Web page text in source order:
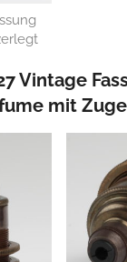
Vintage
mit